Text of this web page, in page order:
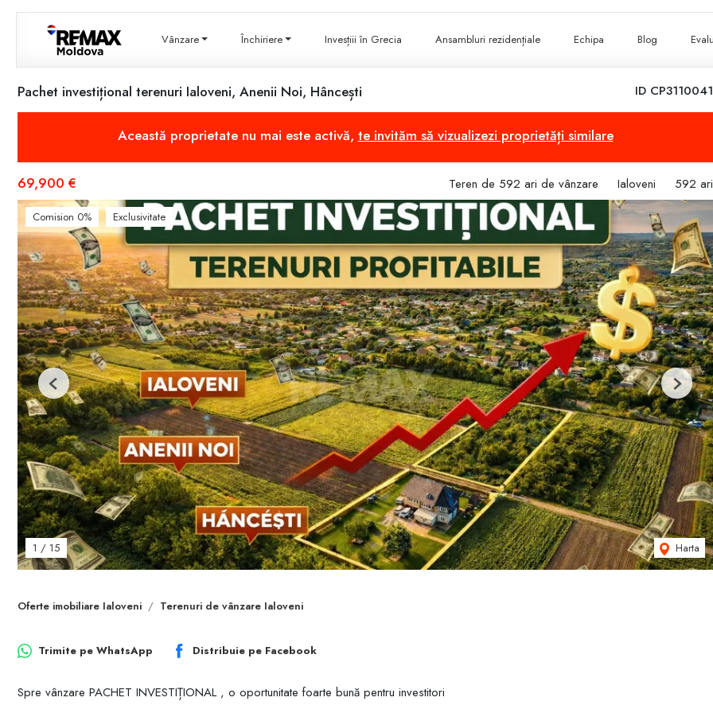
Vânzare Închiriere Invesțiii în Grecia Ansambluri rezidențiale Echipa Blog
ID CP3110041
Pachet investițional terenuri Ialoveni, Anenii Noi, Hâncești
Această proprietate nu mai este activă, te invităm să vizualizezi proprietăți similare
69,900 € Teren de 592 ari de vânzare Ialoveni 592 ari
Comision 0% Exclusivitate
1 / 15 Harta
Previous Next
Oferte imobiliare Ialoveni Terenuri de vânzare Ialoveni
Trimite pe WhatsApp Distribuie pe Facebook
Spre vânzare PACHET INVESTIȚIONAL , o oportunitate foarte bună pentru investitori